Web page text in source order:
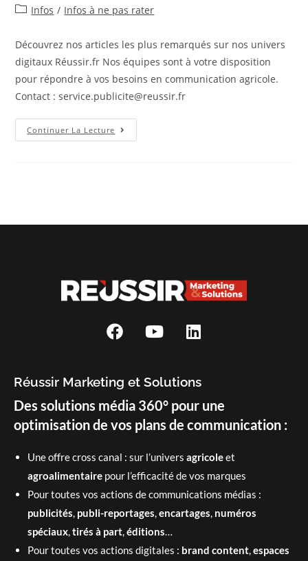
Infos / Infos à ne pas rater
Découvrez nos articles les plus remarqués sur nos univers
digitaux Réussir.fr Nos équipes sont à votre disposition
pour répondre à vos besoins en communication agricole.
Contact : service.publicite@reussir.fr
Continuer La Lecture
Réussir Marketing et Solutions
Des solutions média 360° pour une
optimisation de vos plans de communication :
Une offre cross canal : sur l’univers agricoleet
agroalimentaire pour l’efficacité de vos marques
Pour toutes vos actions de communications médias :
publicités, publi-reportages,encartages, numéros
spéciaux,tirés à part,éditions…
Pour toutes vos actions digitales : brand content,espaces